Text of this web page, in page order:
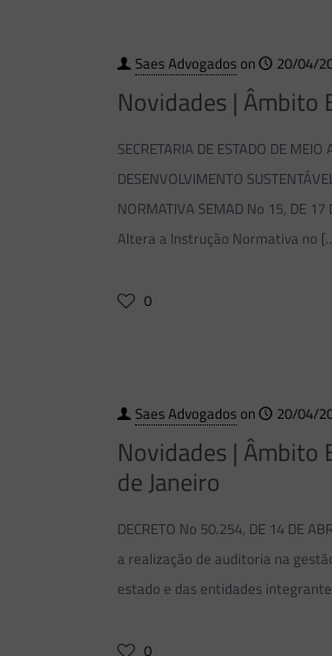
Saes Advogadoson 20/04/
Novidades | Âmbito
SECRETARIA DE ESTADO DE MEIO
DESENVOLVIMENTO
NORMATIVA SEMAD No 15, DE 17
Altera a Instrução Normativa no
0
Saes Advogadoson 20/04/
Novidades | Âmbito
de Janeiro
DECRETO No 50.254, DE 14 DE
a realização de auditoria na
estado e das entidades
0